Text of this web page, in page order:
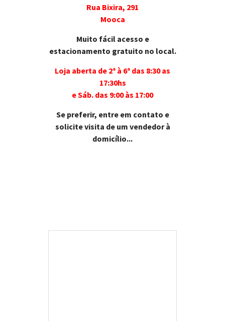
Rua Bixira, 291
Mooca
Muito fácil acesso e
estacionamento gratuito no local.
Loja aberta de 2ª à 6ª das 8:30 as
17:30hs
e Sáb. das 9:00 às 17:00
Se preferir, entre em contato e
solicite visita de um vendedor à
domicílio...